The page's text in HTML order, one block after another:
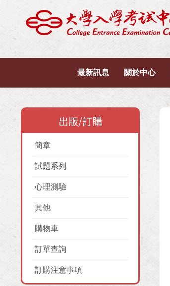
最新訊息 關於中心
出版/訂購
簡章
試題系列
心理測驗
其他
購物車
訂單查詢
訂購注意事項